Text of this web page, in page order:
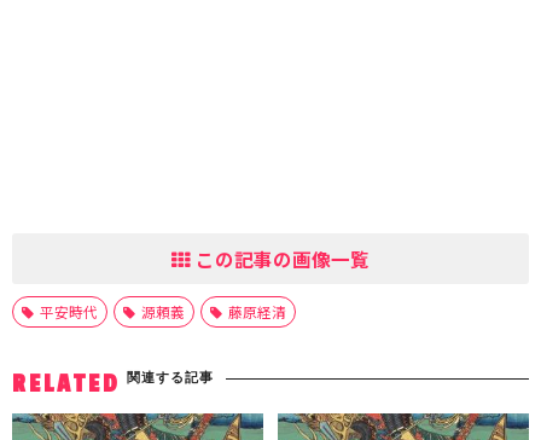
この記事の画像一覧
平安時代 源頼義 藤原経清
RELATED 関連する記事